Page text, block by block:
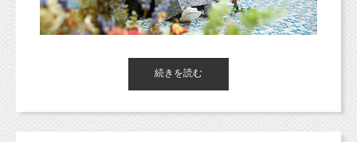
楽しい１週間を過ごしましょう！
続きを読む